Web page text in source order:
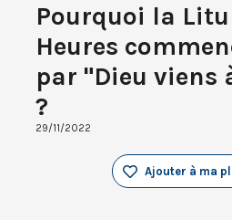
Pourquoi la
Heures
par "Dieu viens
?
29/11/2022
Ajouter à ma